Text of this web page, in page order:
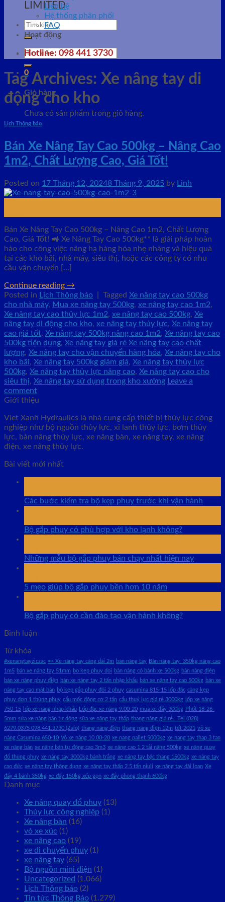
LIMITED
Tìm
kiếm:
Tìm
kiếm:
0
Giỏ hàng
Chưa có sản phẩm trong giỏ hàng.
Liên hệ
Hệ thống phân phối
FAQ
Hoạt động
Hotline: 098 441 3730
Tag Archives: Xe nâng tay di
động cho kho
Lịch Thông báo
Bán Xe Nâng Tay Cao 500kg – Nâng Cao
1m2, Chất Lượng Cao, Giá Tốt!
Posted on 17 Tháng 12, 20248 Tháng 9, 2025 by Linh
Bán Xe Nâng Tay Cao 500kg – Nâng Cao 1m2, Chất Lượng
Cao, Giá Tốt! 🚜 Xe Nâng Tay Cao 500kg** là giải pháp hoàn
hảo cho công việc nâng hạ hàng hóa nhẹ nhàng và hiệu quả
tại các kho bãi, nhà máy, siêu thị, hoặc các công ty có nhu
cầu vận chuyển […]
Continue reading →
Posted in Lịch Thông báo Tagged Xe nâng tay cao 500kg
cho nhà máy, Mua xe nâng tay 500kg, xe nâng tay cao 1m2,
Xe nâng tay cao thủy lực 1m2, xe nâng tay cao 500kg, Xe
nâng tay di động cho kho, xe nâng tay thủy lực, Xe nâng tay
cao giá tốt, Xe nâng tay 500kg nâng cao 1m2, Xe nâng tay cao
500kg tiện dụng, Xe nâng tay giá rẻ Xe nâng tay cao chất
lượng, Xe nâng tay cho vận chuyển hàng hóa, Xe nâng tay cho
kho bãi, Xe nâng tay 500kg giảm giá, Xe nâng tay thủy lực
500kg, Xe nâng tay thủy lực nâng cao, Xe nâng tay cao cho
siêu thị, Xe nâng tay sử dụng trong kho xưởng Leave a
comment
Giới thiệu
Viet Xanh Hydraulics là nhà cung cấp thiết bị thủy lực công
nghiệp như bộ nguồn thủy lực, xi lanh thủy lực, bơm thủy
lực, bàn nâng thủy lực, xe nâng bàn, xe nâng tay, xe nâng
điện, xe nâng thủy lực.
Bài viết mới nhất
Các bước kiểm tra bộ kẹp phuy trước khi vận hành
Bộ gắp phuy có phù hợp với kho lạnh không?
Những mẫu bộ gắp phuy bán chạy nhất hiện nay
5 mẹo giúp bộ gắp phuy bền hơn 10 năm
Bộ gắp phuy có cần đào tạo vận hành không?
Bình luận
Từ khóa
#xenangtayziczac => Xe nâng tay càng dài 2m bàn nâng tay Bàn nâng tay 350kg nâng cao
1m5 bán xe nâng tay 51mm bo kep phuy doi bàn nâng có bánh xe 500kg bàn nâng điện
bán xe nâng phuy điện bán xe nâng tay 2 tấn nhập khẩu bán xe nâng tay cao 500kg bán xe
nâng tay cao mặt bàn bộ kẹp gắp phuy đôi 2 phuy casumina 815-15 lốp đặc càng kẹp
phuy đơn 1 thùng phuy cẩu mốc động cơ 2 tấn cẩu thuỷ lực giá rẻ 3000kg
lốp xe nâng
750-15
lốp xe nâng nhập khẩu Lốp đặc xe nâng 9.00-20 mua xe đẩy 300kg Phốt 18-26-
5mm sửa xe nâng bán tự động sữa xe nâng tay thấp thang nâng giá rẻ.. Tel (028)
6279.0375 098.441.3730 (Zalo) thang nâng điện thang nâng điện 12m tết 2021 vỏ xe
nâng Casumina 650-10 Vỏ xe nâng 10.00-20 xe nang pallet 5000kg xe nang tay thap 3 tan
xe nâng bàn xe nâng bán tự động cao 3m3 xe nâng cao 1.2 tải nâng 500kg xe nâng quay
đổ thùng phuy xe nâng tay 3000kg bánh trắng xe nâng tay bậc thang 1500kg xe nâng tay
cao đức xe nâng tay thông dụng xe nâng tay thấp 2.5 tấn niuli xe nâng tay đài loan Xe
đẩy 4 bánh 350kg xe đẩy 150kg xếp gọn xe đẩy phong thạnh 600kg
Danh mục
Xe nâng quay đổ phuy (13)
Thủy lực công nghiệp (1)
Xe nâng bàn (16)
vỏ xe xúc (1)
xe nâng cao (19)
xe di chuyển phuy (1)
xe nâng tay (65)
Bộ nguồn mini điện (1)
Uncategorized (1.066)
Lịch Thông báo (2)
Tin tức Thông Báo (1.279)